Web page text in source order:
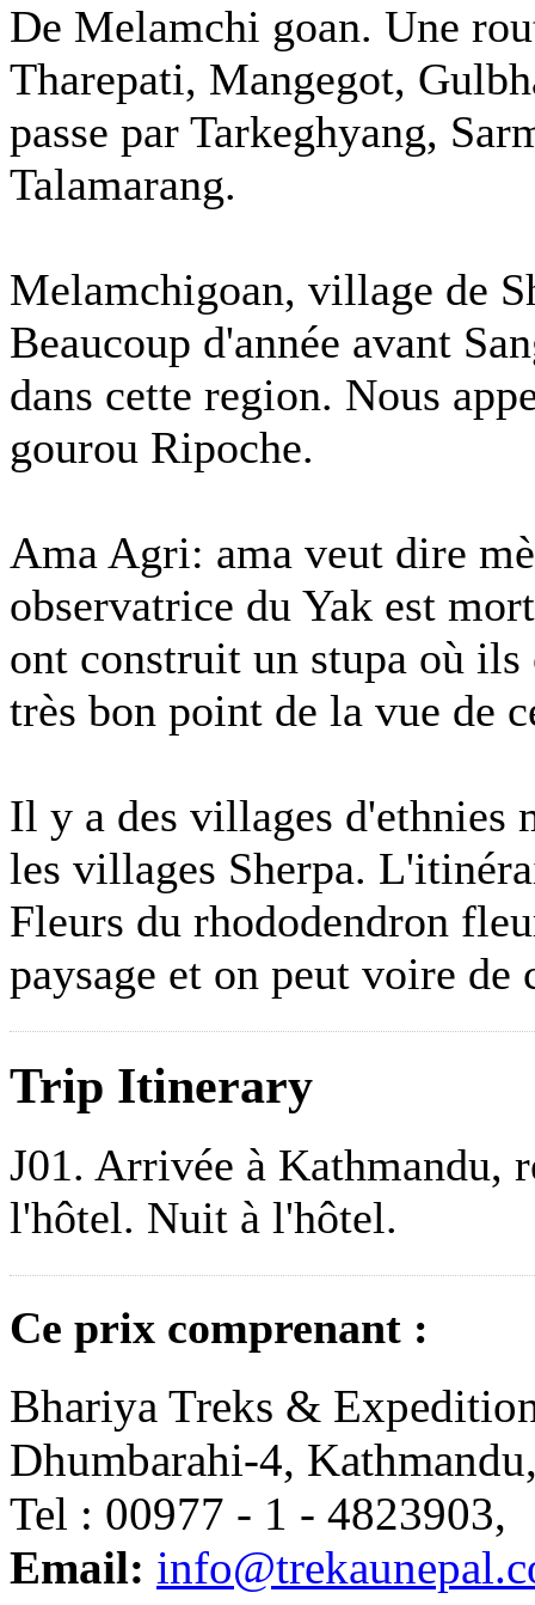
De Melamchi goan. Une
Tharepati, Mangegot,
passe par Tarkeghyang,
Talamarang.
Melamchigoan, village de
Beaucoup d'année avant
dans cette region. Nous
gourou Ripoche.
Ama Agri: ama veut dire
observatrice du Yak est
ont construit un stupa où
très bon point de la vue de
Il y a des villages d'ethnies
les villages Sherpa.
Fleurs du rhododendron
paysage et on peut voire
Trip Itinerary
J01. Arrivée à Kathmandu,
l'hôtel. Nuit à l'hôtel.
Ce prix comprenant :
Bhariya Treks &
Dhumbarahi-4,
Tel : 00977 - 1 -
Email: